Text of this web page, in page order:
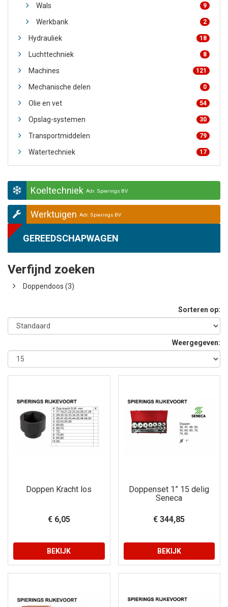
Wals 9
Werkbank 2
Hydrauliek 18
Luchttechniek 8
Machines 121
Mechanische delen 0
Olie en vet 54
Opslag-systemen 30
Transportmiddelen 79
Watertechniek 17
Koeltechniek Adr. Spierings BV
Werktuigen Adr. Spierings BV
GEREEDSCHAPWAGEN
Verfijnd zoeken
Doppendoos (3)
Sorteren op:
Weergegeven:
Doppen Kracht los
€ 6,05
BEKIJK
Doppenset 1” 15 delig
Seneca
€ 344,85
BEKIJK